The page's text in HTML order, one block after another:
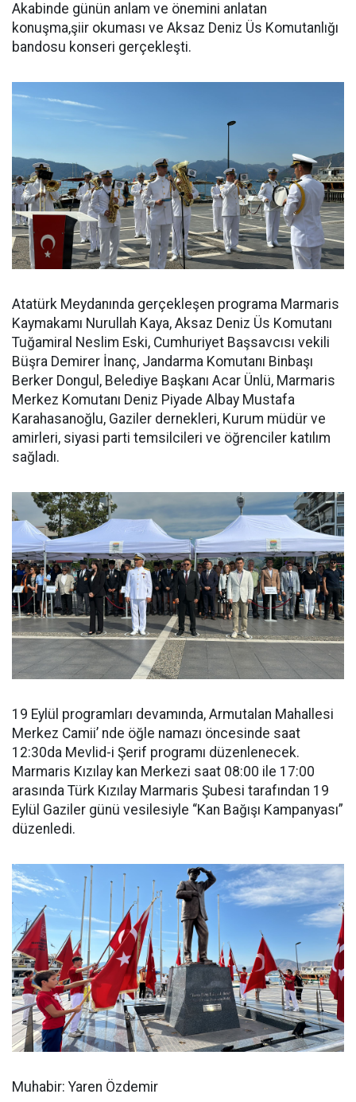
Akabinde günün anlam ve önemini anlatan
konuşma,şiir okuması ve Aksaz Deniz Üs Komutanlığı
bandosu konseri gerçekleşti.
Atatürk Meydanında gerçekleşen programa Marmaris
Kaymakamı Nurullah Kaya, Aksaz Deniz Üs Komutanı
Tuğamiral Neslim Eski, Cumhuriyet Başsavcısı vekili
Büşra Demirer İnanç, Jandarma Komutanı Binbaşı
Berker Dongul, Belediye Başkanı Acar Ünlü, Marmaris
Merkez Komutanı Deniz Piyade Albay Mustafa
Karahasanoğlu, Gaziler dernekleri, Kurum müdür ve
amirleri, siyasi parti temsilcileri ve öğrenciler katılım
sağladı.
19 Eylül programları devamında, Armutalan Mahallesi
Merkez Camii’ nde öğle namazı öncesinde saat
12:30da Mevlid-i Şerif programı düzenlenecek.
Marmaris Kızılay kan Merkezi saat 08:00 ile 17:00
arasında Türk Kızılay Marmaris Şubesi tarafından 19
Eylül Gaziler günü vesilesiyle “Kan Bağışı Kampanyası”
düzenledi.
Muhabir: Yaren Özdemir